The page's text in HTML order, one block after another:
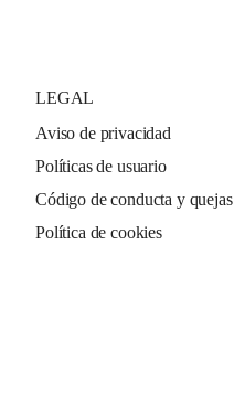
LEGAL
Aviso de privacidad
Políticas de usuario
Código de conducta y quejas
Política de cookies